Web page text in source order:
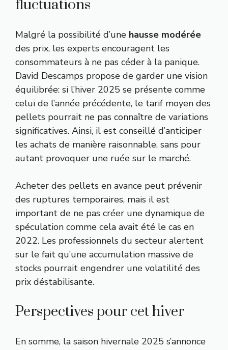
fluctuations
Malgré la possibilité d’une hausse modérée
des prix, les experts encouragent les
consommateurs à ne pas céder à la panique.
David Descamps propose de garder une vision
équilibrée: si l’hiver 2025 se présente comme
celui de l’année précédente, le tarif moyen des
pellets pourrait ne pas connaître de variations
significatives. Ainsi, il est conseillé d’anticiper
les achats de manière raisonnable, sans pour
autant provoquer une ruée sur le marché.
Acheter des pellets en avance peut prévenir
des ruptures temporaires, mais il est
important de ne pas créer une dynamique de
spéculation comme cela avait été le cas en
2022. Les professionnels du secteur alertent
sur le fait qu’une accumulation massive de
stocks pourrait engendrer une volatilité des
prix déstabilisante.
Perspectives pour cet hiver
En somme, la saison hivernale 2025 s’annonce